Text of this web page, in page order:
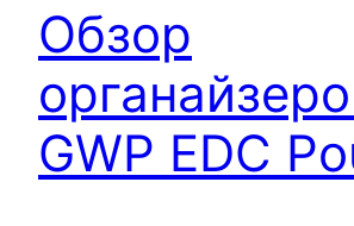
Обзор
GWP EDC